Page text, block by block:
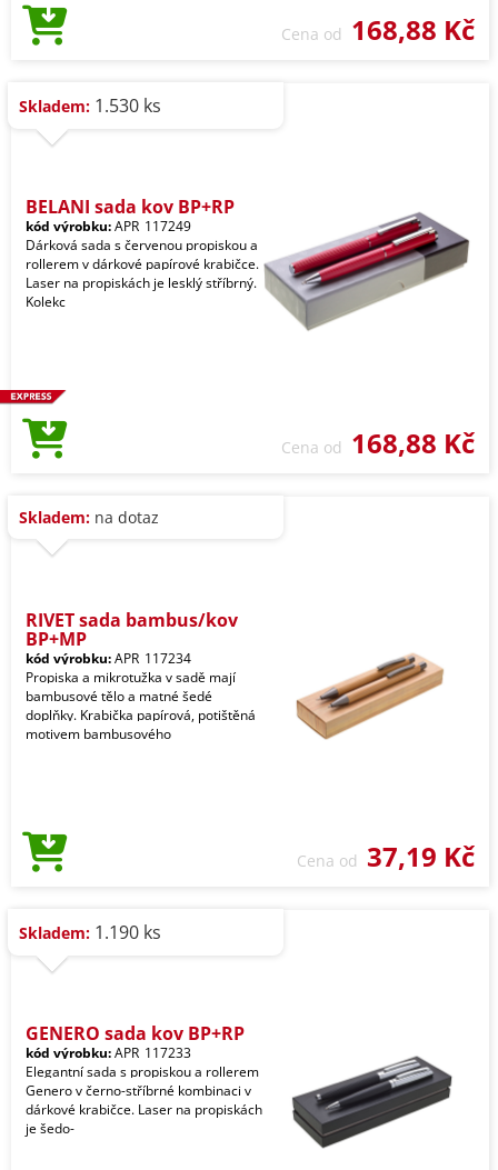
Cena od 168,88 Kč
Skladem: 1.530 ks
BELANI sada kov BP+RP
kód výrobku:APR_117249
Dárková sada s červenou propiskou a
rollerem v dárkové papírové krabičce.
Laser na propiskách je lesklý stříbrný.
Kolekc
Cena od 168,88 Kč
Skladem: na dotaz
RIVET sada bambus/kov
BP+MP
kód výrobku:APR_117234
Propiska a mikrotužka v sadě mají
bambusové tělo a matné šedé
doplňky. Krabička papírová, potištěná
motivem bambusového
Cena od 37,19 Kč
Skladem: 1.190 ks
GENERO sada kov BP+RP
kód výrobku:APR_117233
Elegantní sada s propiskou a rollerem
Genero v černo-stříbrné kombinaci v
dárkové krabičce. Laser na propiskách
je šedo-